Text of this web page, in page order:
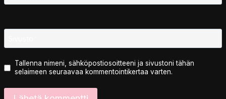
Tallenna nimeni, sähköpostiosoitteeni ja sivustoni tähän
selaimeen seuraavaa kommentointikertaa varten.